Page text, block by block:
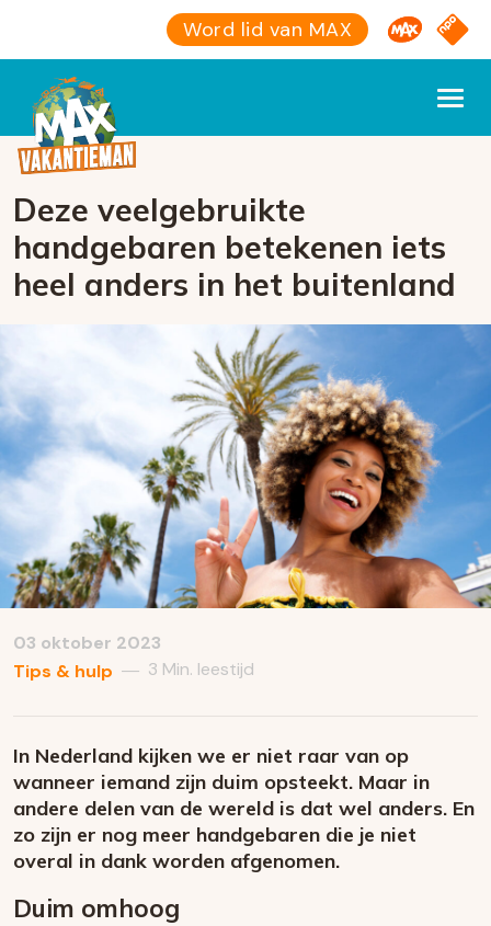
Word lid van MAX Omroep
NPO
Deze veelgebruikte
handgebaren betekenen iets
heel anders in het buitenland
03 oktober 2023
Tips & hulp — 3 Min. leestijd
In Nederland kijken we er niet raar van op
wanneer iemand zijn duim opsteekt. Maar in
andere delen van de wereld is dat wel anders. En
zo zijn er nog meer handgebaren die je niet
overal in dank worden afgenomen.
Duim omhoog